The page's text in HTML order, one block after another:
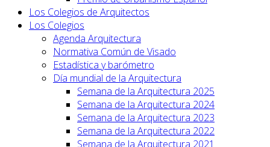
Los Colegios de Arquitectos
Los Colegios
Agenda Arquitectura
Normativa Común de Visado
Estadística y barómetro
Día mundial de la Arquitectura
Semana de la Arquitectura 2025
Semana de la Arquitectura 2024
Semana de la Arquitectura 2023
Semana de la Arquitectura 2022
Semana de la Arquitectura 2021